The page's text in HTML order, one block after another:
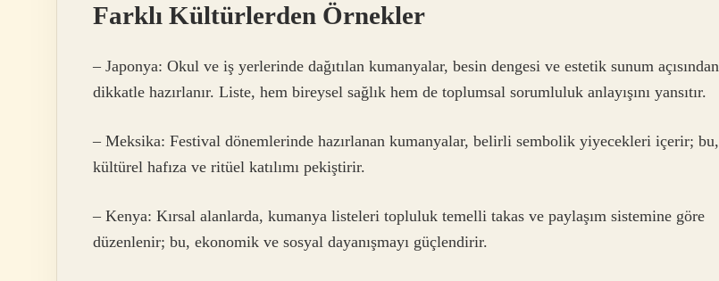
Farklı Kültürlerden Örnekler
– Japonya: Okul ve iş yerlerinde dağıtılan kumanyalar, besin dengesi ve estetik sunum açısından
dikkatle hazırlanır. Liste, hem bireysel sağlık hem de toplumsal sorumluluk anlayışını yansıtır.
– Meksika: Festival dönemlerinde hazırlanan kumanyalar, belirli sembolik yiyecekleri içerir; bu,
kültürel hafıza ve ritüel katılımı pekiştirir.
– Kenya: Kırsal alanlarda, kumanya listeleri topluluk temelli takas ve paylaşım sistemine göre
düzenlenir; bu, ekonomik ve sosyal dayanışmayı güçlendirir.